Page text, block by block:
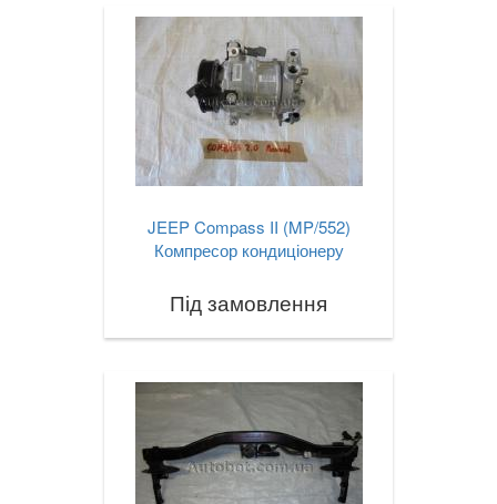
JEEP Compass II (MP/552)
Компресор кондиціонеру
Під замовлення